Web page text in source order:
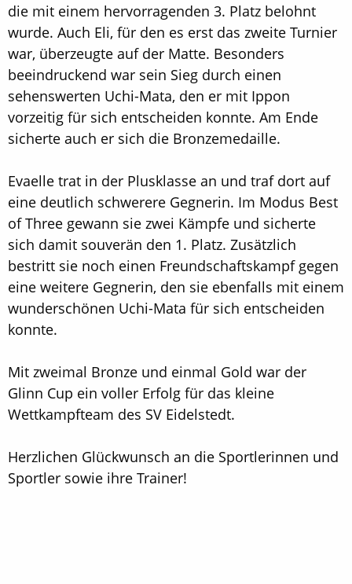
die mit einem hervorragenden 3. Platz belohnt
wurde. Auch Eli, für den es erst das zweite Turnier
war, überzeugte auf der Matte. Besonders
beeindruckend war sein Sieg durch einen
sehenswerten Uchi-Mata, den er mit Ippon
vorzeitig für sich entscheiden konnte. Am Ende
sicherte auch er sich die Bronzemedaille.
Evaelle trat in der Plusklasse an und traf dort auf
eine deutlich schwerere Gegnerin. Im Modus Best
of Three gewann sie zwei Kämpfe und sicherte
sich damit souverän den 1. Platz. Zusätzlich
bestritt sie noch einen Freundschaftskampf gegen
eine weitere Gegnerin, den sie ebenfalls mit einem
wunderschönen Uchi-Mata für sich entscheiden
konnte.
Mit zweimal Bronze und einmal Gold war der
Glinn Cup ein voller Erfolg für das kleine
Wettkampfteam des SV Eidelstedt.
Herzlichen Glückwunsch an die Sportlerinnen und
Sportler sowie ihre Trainer!